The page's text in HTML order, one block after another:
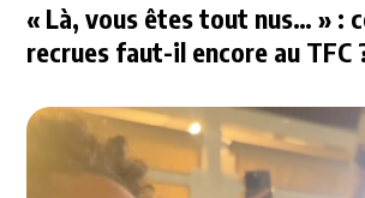
« Là, vous êtes tout nus… » :
recrues faut-il encore au TFC